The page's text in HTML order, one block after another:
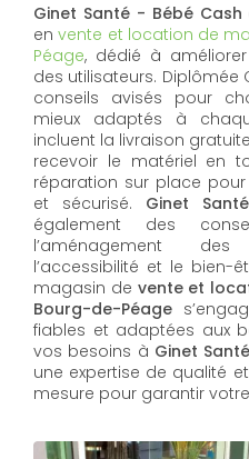
Ginet Santé - Bébé Cash
envente et location de
Péage, dédié à
des utilisateurs. Diplômée
conseils avisés pour
mieux adaptés à
incluent la livraison
recevoir le matériel en
réparation sur place
et sécurisé. Ginet
également des
l’aménagement
l’accessibilité et le bien-
magasin de vente et
Bourg-de-Péage
fiables et adaptées aux
vos besoins à Ginet
une expertise de qualité
mesure pour garantir